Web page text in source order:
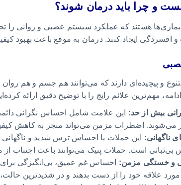
و چرا باید درمان شوند؟
هستند که عملکرد سیستم عصبی و روانی را
و افسردگی ایجاد کنند. درمان به موقع باعث
و پیچیده‌ای دارند که می‌توانند هم جسم و هم
مهم‌ترین علائم رایج را با توضیح دقیق ارائه
بیش از حد: این علامت شامل احساس نگرانی
می‌شوند. اضطراب مزمن می‌تواند منجر به کاهش
ناگهانی: این حملات با احساس ترس شدید و
است. حملات پنیک می‌توانند باعث اجتناب
و خستگی مزمن: احساس غم عمیق، بی‌انگیزگی
علاقه خود را از دست بدهند و در شدیدترین حالت،